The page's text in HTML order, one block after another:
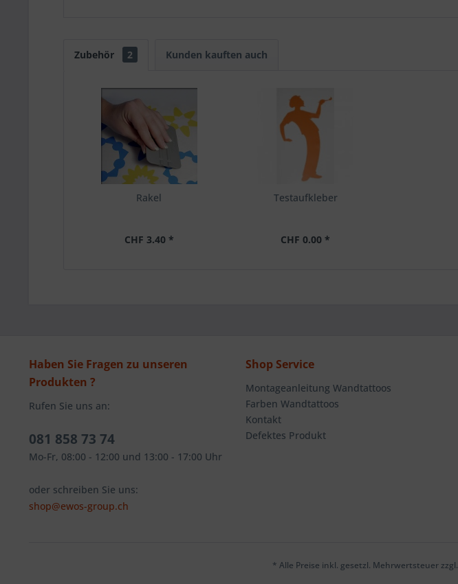
Zubehör 2 Kunden kauften auch
Rakel
CHF 3.40 *
Testaufkleber
CHF 0.00 *
Haben Sie Fragen zu unseren
Produkten ?
Rufen Sie uns an:
081 858 73 74
Mo-Fr, 08:00 - 12:00 und 13:00 - 17:00 Uhr
oder schreiben Sie uns:
shop@ewos-group.ch
Shop Service
Montageanleitung Wandtattoos
Farben Wandtattoos
Kontakt
Defektes Produkt
* Alle Preise inkl. gesetzl. Mehrwertsteuer zzgl.